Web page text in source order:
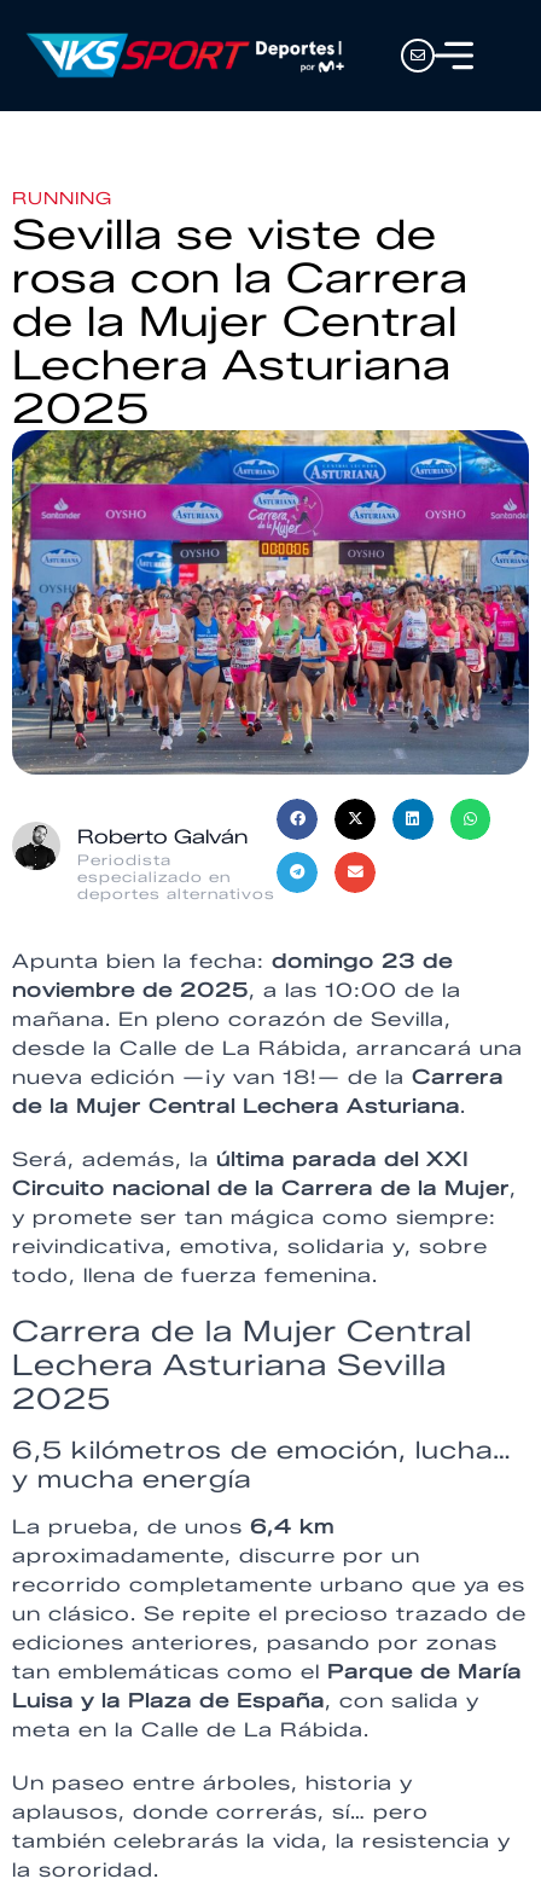
RUNNING
Sevilla se viste de
rosa con la Carrera
de la Mujer Central
Lechera Asturiana
2025
Roberto Galván
Periodista
especializado en
deportes alternativos
Apunta bien la fecha: domingo 23 de
noviembre de 2025, a las 10:00 de la
mañana. En pleno corazón de Sevilla,
desde la Calle de La Rábida, arrancará una
nueva edición —¡y van 18!— de la Carrera
de la Mujer Central Lechera Asturiana.
Será, además, la última parada del XXI
Circuito nacional de la Carrera de la Mujer,
y promete ser tan mágica como siempre:
reivindicativa, emotiva, solidaria y, sobre
todo, llena de fuerza femenina.
Carrera de la Mujer Central
Lechera Asturiana Sevilla
2025
6,5 kilómetros de emoción, lucha…
y mucha energía
La prueba, de unos 6,4 km
aproximadamente, discurre por un
recorrido completamente urbano que ya es
un clásico. Se repite el precioso trazado de
ediciones anteriores, pasando por zonas
tan emblemáticas como el Parque de María
Luisa y la Plaza de España, con salida y
meta en la Calle de La Rábida.
Un paseo entre árboles, historia y
aplausos, donde correrás, sí… pero
también celebrarás la vida, la resistencia y
la sororidad.